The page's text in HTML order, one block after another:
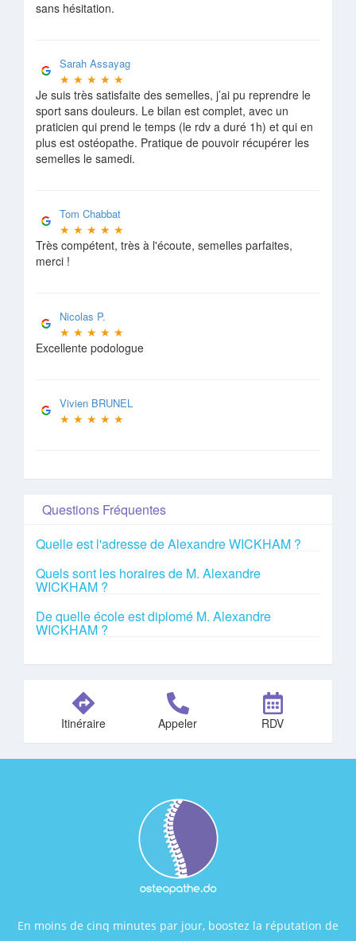
sans hésitation.
Sarah Assayag
★ ★ ★ ★ ★
Je suis très satisfaite des semelles, j’ai pu reprendre le
sport sans douleurs. Le bilan est complet, avec un
praticien qui prend le temps (le rdv a duré 1h) et qui en
plus est ostéopathe. Pratique de pouvoir récupérer les
semelles le samedi.
Tom Chabbat
★ ★ ★ ★ ★
Très compétent, très à l'écoute, semelles parfaites,
merci !
Nicolas P.
★ ★ ★ ★ ★
Excellente podologue
Vivien BRUNEL
★ ★ ★ ★ ★
Questions Fréquentes
Quelle est l'adresse de Alexandre WICKHAM ?
Quels sont les horaires de M. Alexandre
WICKHAM ?
De quelle école est diplomé M. Alexandre
WICKHAM ?
Itinéraire Appeler RDV
En moins de cinq minutes par jour, boostez la réputation de